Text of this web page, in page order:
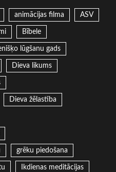
animācijas filma ASV
Bībele
lūgšanu gads
Dieva likums
Dieva žēlastība
grēku piedošana
Ikdienas meditācijas